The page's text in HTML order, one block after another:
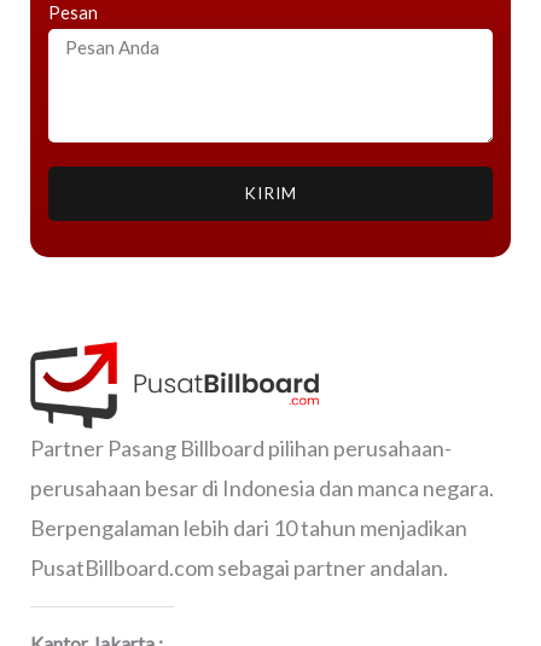
Pesan
KIRIM
Partner Pasang Billboard pilihan perusahaan-
perusahaan besar di Indonesia dan manca negara.
Berpengalaman lebih dari 10 tahun menjadikan
PusatBillboard.com sebagai partner andalan.